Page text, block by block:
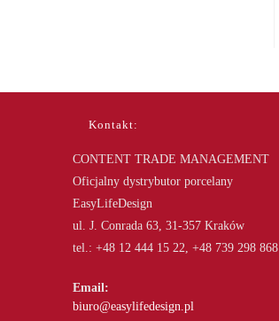
Kontakt:
CONTENT TRADE MANAGEMENT
Oficjalny dystrybutor porcelany
EasyLifeDesign
ul. J. Conrada 63, 31-357 Kraków
tel.: +48 12 444 15 22, +48 739 298 868
Email:
biuro@easylifedesign.pl